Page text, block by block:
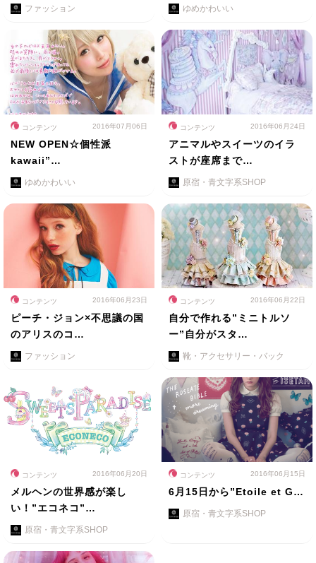
ファッション ゆめかわいい
コンテンツ 2016年07月06日
NEW OPEN☆個性派
kawaii”…
ゆめかわいい
コンテンツ 2016年06月24日
アニマルやスイーツのイラ
ストが座席まで…
原宿・青文字系SHOP
コンテンツ 2016年06月23日
ピーチ・ジョン×不思議の国
のアリスのコ…
ファッション
コンテンツ 2016年06月22日
自分で作れる”ミニトルソ
ー”自分がスタ…
靴・アクセサリー・バック
コンテンツ 2016年06月20日
メルヘンの世界感が楽し
い！”エコネコ”…
原宿・青文字系SHOP
コンテンツ 2016年06月15日
6月15日から”Etoile et G…
原宿・青文字系SHOP